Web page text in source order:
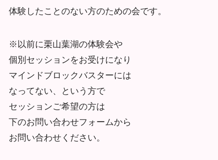
体験したことのない方のための会です。
※以前に栗山葉湖の体験会や
個別セッションをお受けになり
マインドブロックバスターには
なってない、という方で
セッションご希望の方は
下のお問い合わせフォームから
お問い合わせください。